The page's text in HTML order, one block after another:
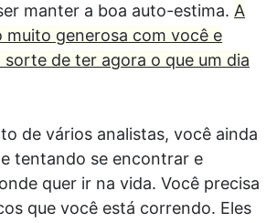
manter a boa auto-estima. A
muito generosa com você e
de ter agora o que um dia
de vários analistas, você ainda
tentando se encontrar e
quer ir na vida. Você precisa
que você está correndo. Eles